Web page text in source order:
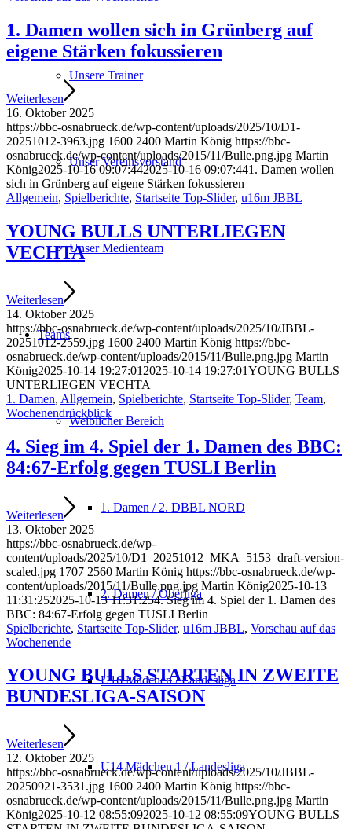
Unsere Trainer
Unser Vereinsvorstand
Unser Medienteam
Teams
Weiblicher Bereich
1. Damen / 2. DBBL NORD
2. Damen / Oberliga
U16 Mädchen / Landesliga
U14 Mädchen 1 / Landesliga
1. Damen wollen sich in Grünberg auf
eigene Stärken fokussieren
Weiterlesen
16. Oktober 2025
https://bbc-osnabrueck.de/wp-content/uploads/2025/10/D1-
20251012-3963.jpg 1600 2400 Martin König https://bbc-
osnabrueck.de/wp-content/uploads/2015/11/Bulle.png.jpg Martin
König2025-10-16 09:07:442025-10-16 09:07:441. Damen wollen
sich in Grünberg auf eigene Stärken fokussieren
Allgemein, Spielberichte, Startseite Top-Slider, u16m JBBL
YOUNG BULLS UNTERLIEGEN
VECHTA
Weiterlesen
14. Oktober 2025
https://bbc-osnabrueck.de/wp-content/uploads/2025/10/JBBL-
20251012-2559.jpg 1600 2400 Martin König https://bbc-
osnabrueck.de/wp-content/uploads/2015/11/Bulle.png.jpg Martin
König2025-10-14 19:27:01 2025-10-14 19:27:01YOUNG BULLS
UNTERLIEGEN VECHTA
1. Damen, Allgemein, Spielberichte, Startseite Top-Slider, Team,
Wochenendrückblick
4. Sieg im 4. Spiel der 1. Damen des BBC:
84:67-Erfolg gegen TUSLI Berlin
Weiterlesen
13. Oktober 2025
https://bbc-osnabrueck.de/wp-
content/uploads/2025/10/D1_20251012_MKA_5153_draft-version-
scaled.jpg 1707 2560 Martin König https://bbc-osnabrueck.de/wp-
content/uploads/2015/11/Bulle.png.jpg Martin König2025-10-13
11:31:252025-10-13 11:31:254. Sieg im 4. Spiel der 1. Damen des
BBC: 84:67-Erfolg gegen TUSLI Berlin
Spielberichte, Startseite Top-Slider, u16m JBBL, Vorschau auf das
Wochenende
YOUNG BULLS STARTEN IN ZWEITE
BUNDESLIGA-SAISON
Weiterlesen
12. Oktober 2025
https://bbc-osnabrueck.de/wp-content/uploads/2025/10/JBBL-
20250921-3531.jpg 1600 2400 Martin König https://bbc-
osnabrueck.de/wp-content/uploads/2015/11/Bulle.png.jpg Martin
König2025-10-12 08:55:092025-10-12 08:55:09YOUNG BULLS